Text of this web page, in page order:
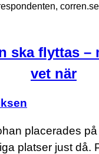
ska flyttas –
vet när
placerades
platser just då.